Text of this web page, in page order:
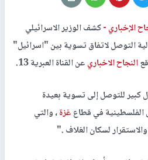
الإخباري -كشف الوزير الاسرائيلي
التوصل لاتفاق تسوية بين "اسرائيل"
النجاح الاخباريعن القناة العبرية 13.
للتوصل إلى تسوية بعيدة
الفلسطينية في قطاعغزة، والتي
لسكان الغلاف ."